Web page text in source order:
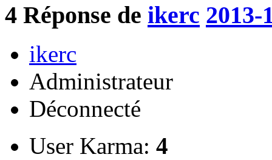
4 Réponse de ikerc 2013-
ikerc
Administrateur
Déconnecté
User Karma: 4